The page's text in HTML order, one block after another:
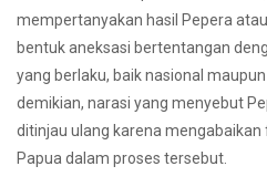
mempertanyakan hasil Pepera
bentuk aneksasi bertentangan
yang berlaku, baik nasional
demikian, narasi yang menyebut
ditinjau ulang karena
Papua dalam proses tersebut.